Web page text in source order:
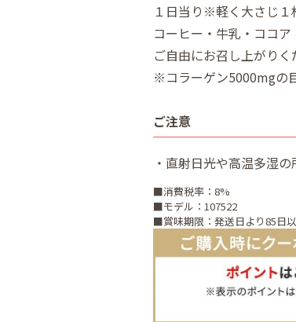
１日当り※軽く大さじ
コーヒー・牛乳・ココ
ご自由にお召し上がり
※コラーゲン5000mgの
ご注意
・直射日光や高温多湿
■消費税率：8%
■モデル：107522
■賞味期限：発送日より85日